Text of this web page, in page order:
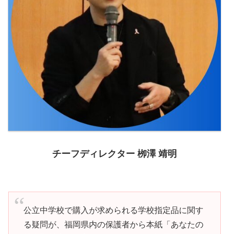
チーフディレクター 栁澤 靖明
公立中学校で購入が求められる学校指定品に関す
る疑問が、福岡県内の保護者から本紙「あなたの